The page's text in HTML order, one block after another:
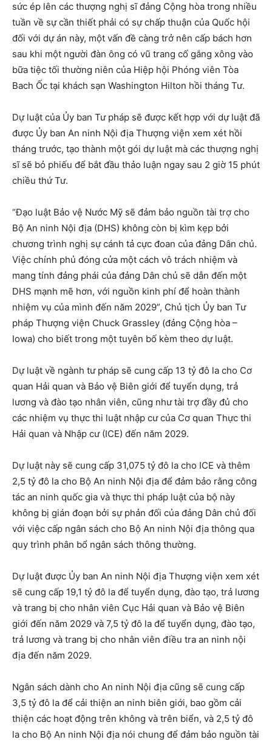
sức ép lên các thượng nghị sĩ đảng Cộng hòa trong nhiều
tuần về sự cần thiết phải có sự chấp thuận của Quốc hội
đối với dự án này, một vấn đề càng trở nên cấp bách hơn
sau khi một người đàn ông có vũ trang cố gắng xông vào
bữa tiệc tối thường niên của Hiệp hội Phóng viên Tòa
Bach Ốc tại khách sạn Washington Hilton hồi tháng Tư.
Dự luật của Ủy ban Tư pháp sẽ được kết hợp với dự luật đã
được Ủy ban An ninh Nội địa Thượng viện xem xét hồi
tháng trước, tạo thành một gói dự luật mà các thượng nghị
sĩ sẽ bỏ phiếu để bắt đầu thảo luận ngay sau 2 giờ 15 phút
chiều thứ Tư.
“Đạo luật Bảo vệ Nước Mỹ sẽ đảm bảo nguồn tài trợ cho
Bộ An ninh Nội địa (DHS) không còn bị kìm kẹp bởi
chương trình nghị sự cánh tả cực đoan của đảng Dân chủ.
Việc chính phủ đóng cửa một cách vô trách nhiệm và
mang tính đảng phái của đảng Dân chủ sẽ dẫn đến một
DHS mạnh mẽ hơn, với nguồn kinh phí để hoàn thành
nhiệm vụ của mình đến năm 2029”, Chủ tịch Ủy ban Tư
pháp Thượng viện Chuck Grassley (đảng Cộng hòa –
Iowa) cho biết trong một tuyên bố kèm theo dự luật.
Dự luật về ngành tư pháp sẽ cung cấp 13 tỷ đô la cho Cơ
quan Hải quan và Bảo vệ Biên giới để tuyển dụng, trả
lương và đào tạo nhân viên, cũng như tài trợ đầy đủ cho
các nhiệm vụ thực thi luật nhập cư của Cơ quan Thực thi
Hải quan và Nhập cư (ICE) đến năm 2029.
Dự luật này sẽ cung cấp 31,075 tỷ đô la cho ICE và thêm
2,5 tỷ đô la cho Bộ An ninh Nội địa để đảm bảo rằng công
tác an ninh quốc gia và thực thi pháp luật của bộ này
không bị gián đoạn bởi sự phản đối của đảng Dân chủ đối
với việc cấp ngân sách cho Bộ An ninh Nội địa thông qua
quy trình phân bổ ngân sách thông thường.
Dự luật được Ủy ban An ninh Nội địa Thượng viện xem xét
sẽ cung cấp 19,1 tỷ đô la để tuyển dụng, đào tạo, trả lương
và trang bị cho nhân viên Cục Hải quan và Bảo vệ Biên
giới đến năm 2029 và 7,5 tỷ đô la để tuyển dụng, đào tạo,
trả lương và trang bị cho nhân viên điều tra an ninh nội
địa đến năm 2029.
Ngân sách dành cho An ninh Nội địa cũng sẽ cung cấp
3,5 tỷ đô la để cải thiện an ninh biên giới, bao gồm cải
thiện các hoạt động trên không và trên biển, và 2,5 tỷ đô
la cho Bộ An ninh Nội địa nói chung để đảm bảo nguồn tài